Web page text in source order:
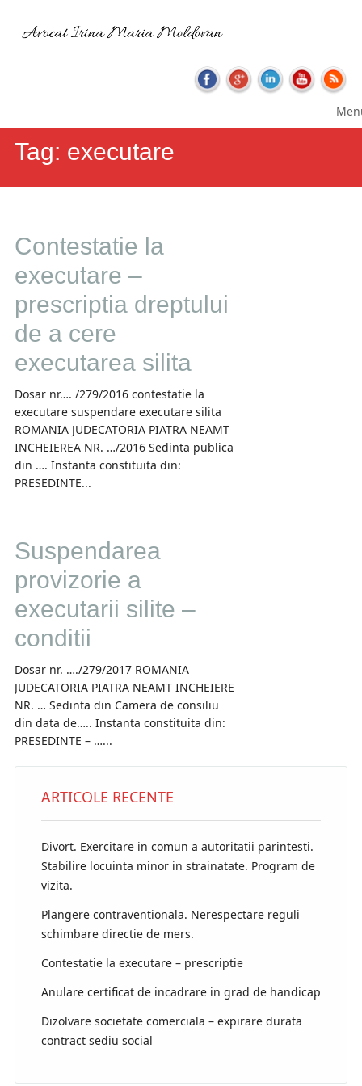
Main
menu
to
Tag: executare
Contestatie la
executare –
prescriptia dreptului
de a cere
executarea silita
Dosar nr…. /279/2016 contestatie la
executare suspendare executare silita
ROMANIA JUDECATORIA PIATRA NEAMT
INCHEIEREA NR. …/2016 Sedinta publica
din …. Instanta constituita din:
PRESEDINTE...
Suspendarea
provizorie a
executarii silite –
conditii
Dosar nr. …./279/2017 ROMANIA
JUDECATORIA PIATRA NEAMT INCHEIERE
NR. … Sedinta din Camera de consiliu
din data de….. Instanta constituita din:
PRESEDINTE – …...
ARTICOLE RECENTE
Divort. Exercitare in comun a autoritatii parintesti.
Stabilire locuinta minor in strainatate. Program de
vizita.
Plangere contraventionala. Nerespectare reguli
schimbare directie de mers.
Contestatie la executare – prescriptie
Anulare certificat de incadrare in grad de handicap
Dizolvare societate comerciala – expirare durata
contract sediu social